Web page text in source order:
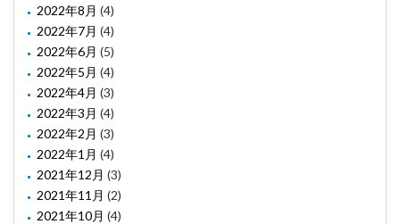
2022年8月 (4)
2022年7月 (4)
2022年6月 (5)
2022年5月 (4)
2022年4月 (3)
2022年3月 (4)
2022年2月 (3)
2022年1月 (4)
2021年12月 (3)
2021年11月 (2)
2021年10月 (4)